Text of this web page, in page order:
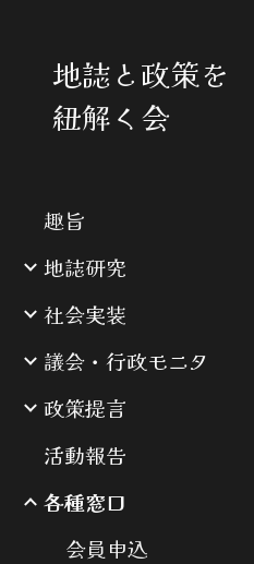
地誌と政策を
紐解く会
趣旨
地誌研究
社会実装
議会・行政モニタ
政策提言
活動報告
各種窓口
会員申込